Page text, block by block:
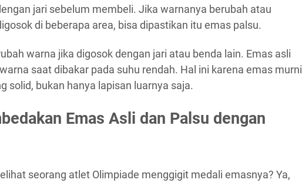
jari sebelum membeli. Jika warnanya berubah atau
di beberapa area, bisa dipastikan itu emas palsu.
warna jika digosok dengan jari atau benda lain. Emas asli
saat dibakar pada suhu rendah. Hal ini karena emas murni
solid, bukan hanya lapisan luarnya saja.
Emas Asli dan Palsu dengan
seorang atlet Olimpiade menggigit medali emasnya? Ya,